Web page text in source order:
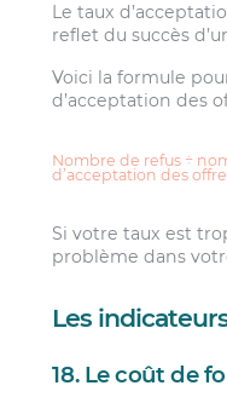
Le taux
reflet du succès
Voici la formule
d’acceptation des
Nombre de refus ÷
d’acceptation des
Si votre taux est
problème dans
Les
18. Le coût de